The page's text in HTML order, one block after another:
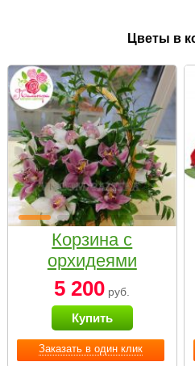
Цветы в
Заказать в один клик
Корзина с
орхидеями
малая
5 200 руб.
Купить